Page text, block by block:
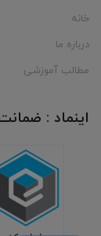
خانه
درباره ما
مطالب آموزشی
اینماد :